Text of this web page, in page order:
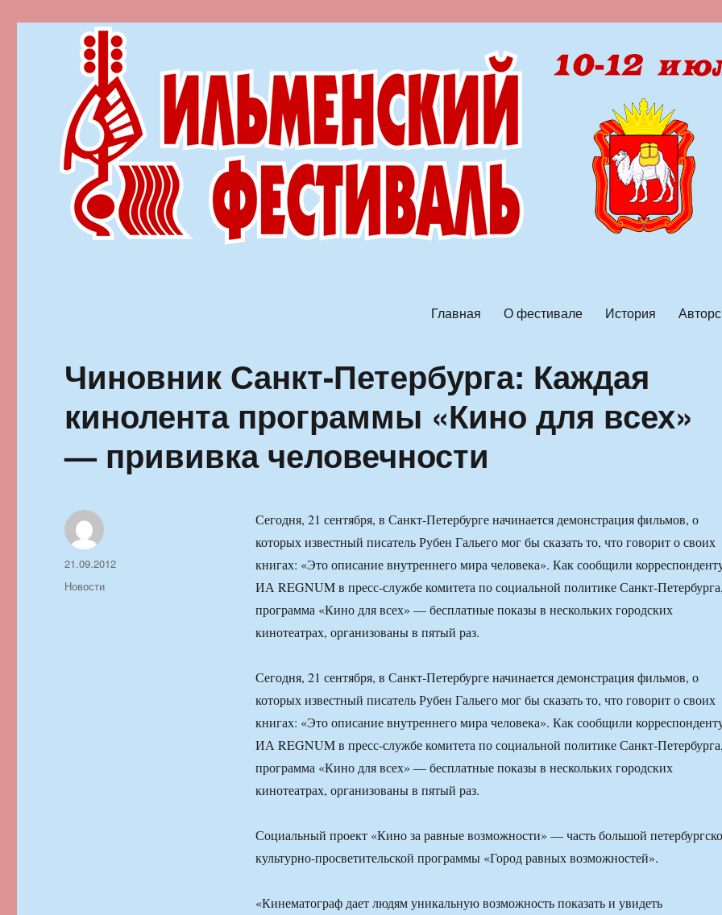
Главная О фестивале История
Чиновник Санкт-Петербурга: Каждая
кинолента программы «Кино для всех»
— прививка человечности
Сегодня, 21 сентября, в Санкт-Петербурге начинается демонстрация фильмов, о
которых известный писатель Рубен Гальего мог бы сказать то, что говорит о своих
книгах: «Это описание внутреннего мира человека». Как сообщили
ИА REGNUM в пресс-службе комитета по социальной политике Санкт-
программа «Кино для всех» — бесплатные показы в нескольких городских
кинотеатрах, организованы в пятый раз.
Сегодня, 21 сентября, в Санкт-Петербурге начинается демонстрация фильмов, о
которых известный писатель Рубен Гальего мог бы сказать то, что говорит о своих
книгах: «Это описание внутреннего мира человека». Как сообщили
ИА REGNUM в пресс-службе комитета по социальной политике Санкт-
программа «Кино для всех» — бесплатные показы в нескольких городских
кинотеатрах, организованы в пятый раз.
Социальный проект «Кино за равные возможности» — часть большой
культурно-просветительской программы «Город равных возможностей».
«Кинематограф дает людям уникальную возможность показать и увидеть
Автор
Опубликовано
21.09.2012
Рубрики
Новости